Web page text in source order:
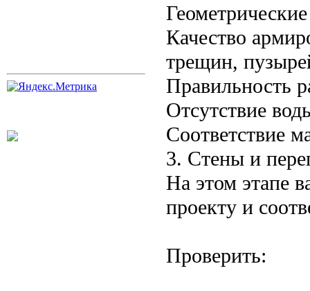
Качество
трещин,
Правильность
Отсутствие
Соответствие
3. Стены и
На этом этапе
проекту и
Проверить: